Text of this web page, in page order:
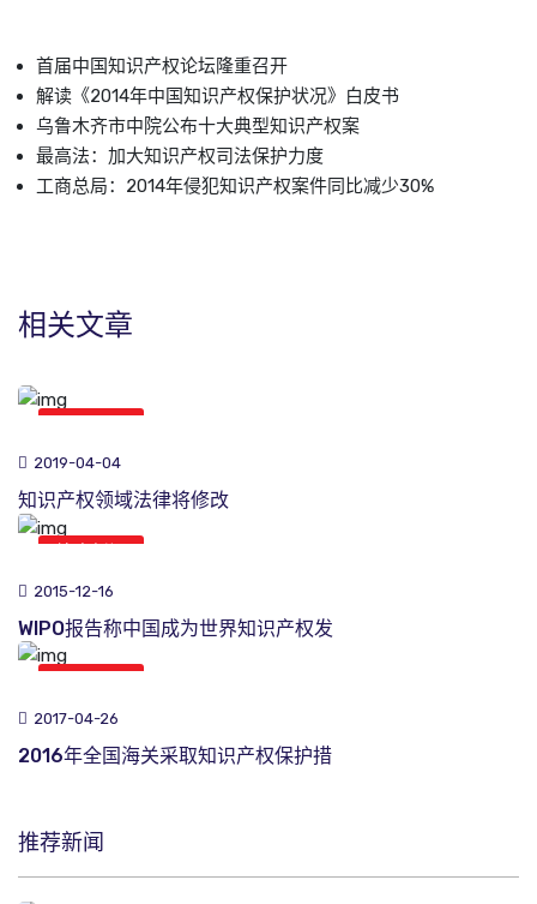
首届中国知识产权论坛隆重召开
解读《2014年中国知识产权保护状况》白皮书
乌鲁木齐市中院公布十大典型知识产权案
最高法：加大知识产权司法保护力度
工商总局：2014年侵犯知识产权案件同比减少30%
相关文章
2019-04-04
知识产权领域法律将修改
2015-12-16
WIPO报告称中国成为世界知识产权发
2017-04-26
2016年全国海关采取知识产权保护措
推荐新闻